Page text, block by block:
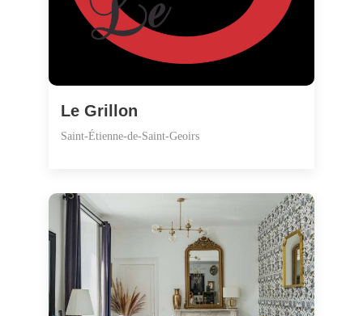
Le Grillon
Saint-Étienne-de-Saint-Geoirs